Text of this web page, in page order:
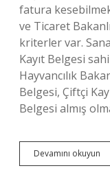
fatura
ve Ticaret
kriterler var.
Kayıt Belgesi
Hayvancılık
Belgesi, Çiftçi
Belgesi almış
Devamını okuyun